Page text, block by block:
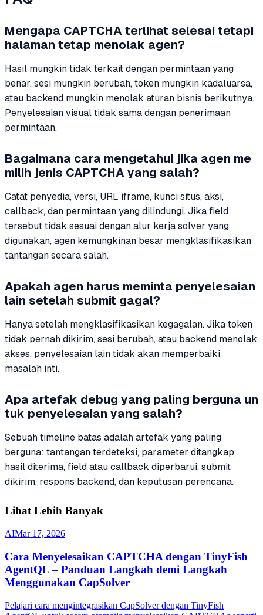
Mengapa CAPTCHA terlihat selesai tetapi
halaman tetap menolak agen?
Hasil mungkin tidak terkait dengan permintaan yang
benar, sesi mungkin berubah, token mungkin kadaluarsa,
atau backend mungkin menolak aturan bisnis berikutnya.
Penyelesaian visual tidak sama dengan penerimaan
permintaan.
Bagaimana cara mengetahui jika agen me
milih jenis CAPTCHA yang salah?
Catat penyedia, versi, URL iframe, kunci situs, aksi,
callback, dan permintaan yang dilindungi. Jika field
tersebut tidak sesuai dengan alur kerja solver yang
digunakan, agen kemungkinan besar mengklasifikasikan
tantangan secara salah.
Apakah agen harus meminta penyelesaian
lain setelah submit gagal?
Hanya setelah mengklasifikasikan kegagalan. Jika token
tidak pernah dikirim, sesi berubah, atau backend menolak
akses, penyelesaian lain tidak akan memperbaiki
masalah inti.
Apa artefak debug yang paling berguna un
tuk penyelesaian yang salah?
Sebuah timeline batas adalah artefak yang paling
berguna: tantangan terdeteksi, parameter ditangkap,
hasil diterima, field atau callback diperbarui, submit
dikirim, respons backend, dan keputusan perencana.
Lihat Lebih Banyak
AIMar 17, 2026
Cara Menyelesaikan CAPTCHA dengan TinyFish
AgentQL – Panduan Langkah demi Langkah
Menggunakan CapSolver
Pelajari cara mengintegrasikan CapSolver dengan TinyFish